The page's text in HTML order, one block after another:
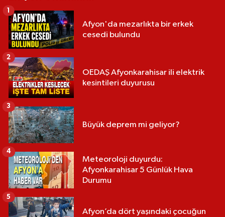
Afyon'da mezarlıkta bir erkek
cesedi bulundu
1
OEDAŞ Afyonkarahisar ili elektrik
kesintileri duyurusu
2
Büyük deprem mi geliyor?
3
Meteoroloji duyurdu:
Afyonkarahisar 5 Günlük Hava
Durumu
4
Afyon’da dört yaşındaki çocuğun
5